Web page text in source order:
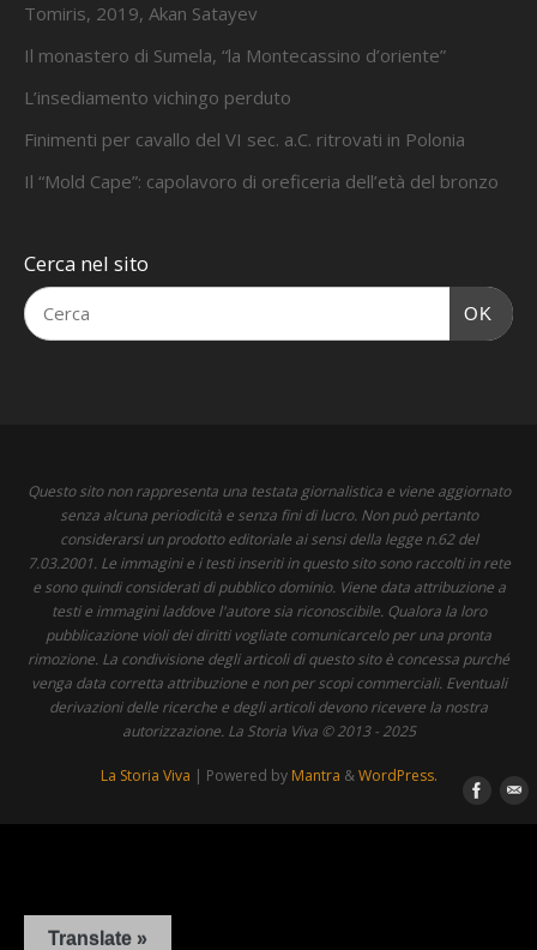
Tomiris, 2019, Akan Satayev
Il monastero di Sumela, “la Montecassino d’oriente”
L’insediamento vichingo perduto
Finimenti per cavallo del VI sec. a.C. ritrovati in Polonia
Il “Mold Cape”: capolavoro di oreficeria dell’età del bronzo
Cerca nel sito
OK
Questo sito non rappresenta una testata giornalistica e viene aggiornato
senza alcuna periodicità e senza fini di lucro. Non può pertanto
considerarsi un prodotto editoriale ai sensi della legge n.62 del
7.03.2001. Le immagini e i testi inseriti in questo sito sono raccolti in rete
e sono quindi considerati di pubblico dominio. Viene data attribuzione a
testi e immagini laddove l'autore sia riconoscibile. Qualora la loro
pubblicazione violi dei diritti vogliate comunicarcelo per una pronta
rimozione. La condivisione degli articoli di questo sito è concessa purché
venga data corretta attribuzione e non per scopi commerciali. Eventuali
derivazioni delle ricerche e degli articoli devono ricevere la nostra
autorizzazione. La Storia Viva © 2013 - 2025
La Storia Viva | Powered by Mantra &WordPress.
Translate »